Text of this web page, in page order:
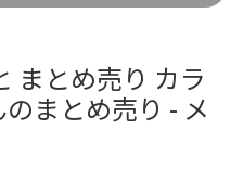
まとめ売り カラ
まとめ売り - メ